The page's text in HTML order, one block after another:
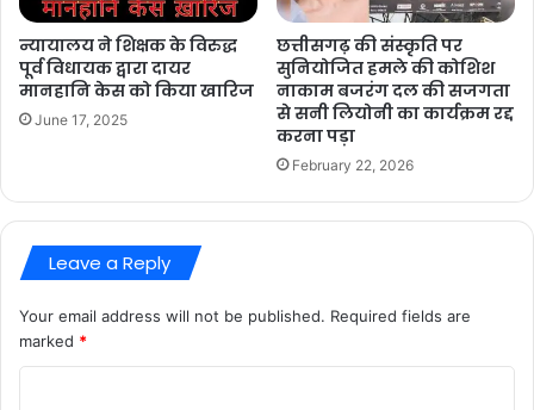
न्यायालय ने शिक्षक के विरुद्ध
पूर्व विधायक द्वारा दायर
मानहानि केस को किया खारिज
June 17, 2025
छत्तीसगढ़ की संस्कृति पर
सुनियोजित हमले की कोशिश
नाकाम बजरंग दल की सजगता
से सनी लियोनी का कार्यक्रम रद्द
करना पड़ा
February 22, 2026
Leave a Reply
Your email address will not be published. Required fields are
marked *